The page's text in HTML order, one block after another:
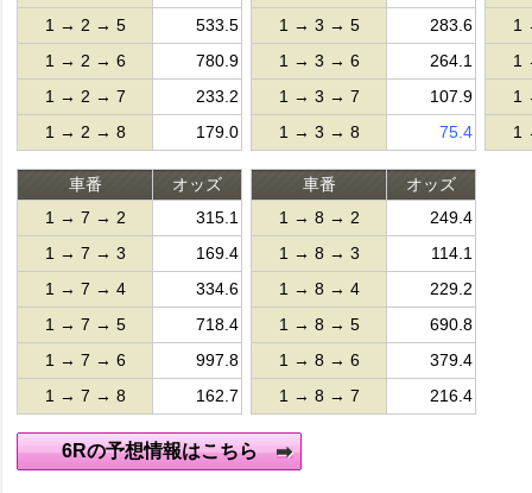
1 → 2 → 5
533.5
1 → 2 → 6
780.9
1 → 2 → 7
233.2
1 → 2 → 8
179.0
1 → 3 → 5
283.6
1 → 3 → 6
264.1
1 → 3 → 7
107.9
1 → 3 → 8
75.4
1
1
1
1
車番
オッズ
1 → 7 → 2
315.1
1 → 7 → 3
169.4
1 → 7 → 4
334.6
1 → 7 → 5
718.4
1 → 7 → 6
997.8
1 → 7 → 8
162.7
車番
オッズ
1 → 8 → 2
249.4
1 → 8 → 3
114.1
1 → 8 → 4
229.2
1 → 8 → 5
690.8
1 → 8 → 6
379.4
1 → 8 → 7
216.4
6Rの予想情報はこちら